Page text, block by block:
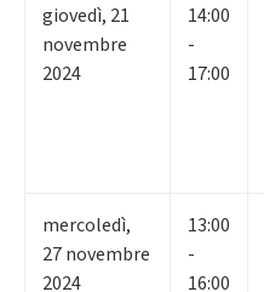
giovedì, 21
novembre
2024
14:00
-
17:00
mercoledì,
27novembre
2024
13:00
-
16:00